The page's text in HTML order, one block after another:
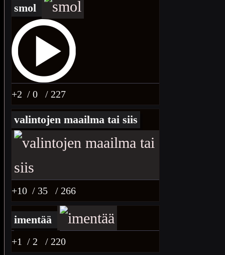
smol
+2 / 0 / 227
valintojen maailma tai siis
+10 / 35 / 266
imentää
+1 / 2 / 220